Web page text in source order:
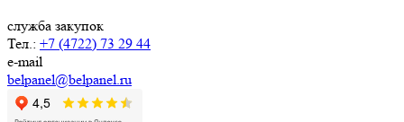
служба закупок
Тел.: +7 (4722) 73 29 44
e-mail
belpanel@belpanel.ru